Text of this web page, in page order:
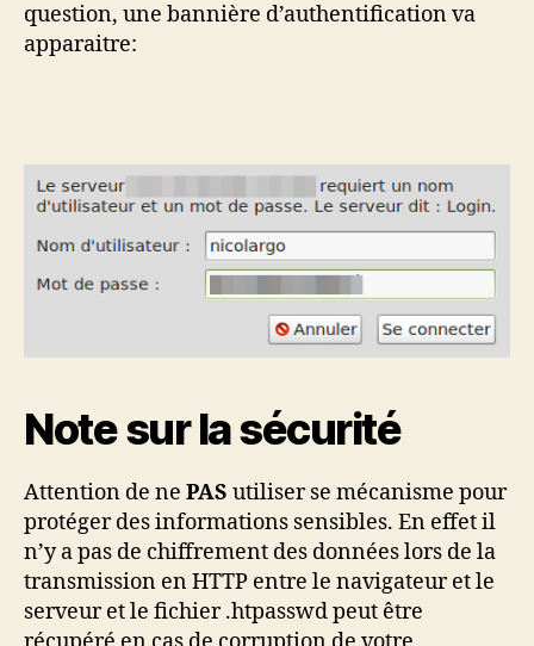
question, une bannière d’authentification va
apparaitre:
Note sur la sécurité
Attention de ne PAS utiliser se mécanisme pour
protéger des informations sensibles. En effet il
n’y a pas de chiffrement des données lors de la
transmission en HTTP entre le navigateur et le
serveur et le fichier .htpasswd peut être